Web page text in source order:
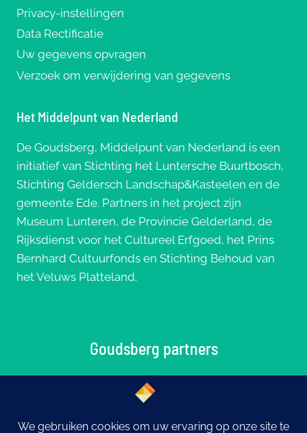
Privacy-instellingen
Data Rectificatie
Uw gegevens opvragen
Verzoek om verwijdering van gegevens
Het Middelpunt van Nederland
De Goudsberg, Middelpunt van Nederland is een
initiatief van Stichting het Luntersche Buurtbosch,
Stichting Geldersch Landschap&Kasteelen en de
gemeente Ede. Partners in het project zijn
Museum Lunteren, de Provincie Gelderland, de
Rijksdienst voor het Cultureel Erfgoed, het Prins
Bernhard Cultuurfonds en Stichting Behoud van
het Veluws Platteland.
Goudsberg partners